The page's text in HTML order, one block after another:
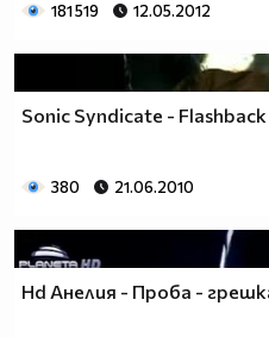
181 519 12.05.2012
Sonic Syndicate -
380 21.06.2010
Hd Анелия - Проба -